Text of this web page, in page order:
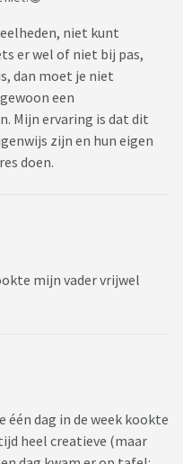
niet kunt
er wel of niet bij pas,
dan moet je niet
een
Mijn ervaring is dat dit
zijn en hun eigen
doen.
mijn vader vrijwel
één dag in de week kookte
heel creatieve (maar